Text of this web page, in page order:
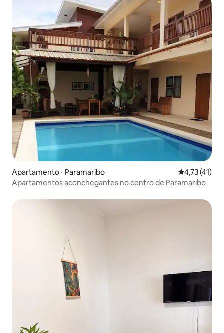
Apartamento ⋅ Paramaribo 4,73 de uma
4,73 (41)
Apartamentos aconchegantes no centro de Paramaribo